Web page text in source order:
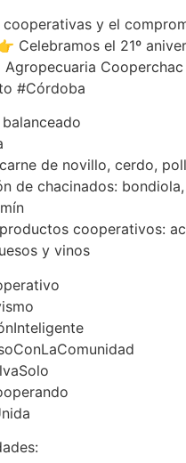
y el
Celebramos el 21º
#Córdoba
de novillo, cerdo,
de chacinados:
cooperativos:
y vinos